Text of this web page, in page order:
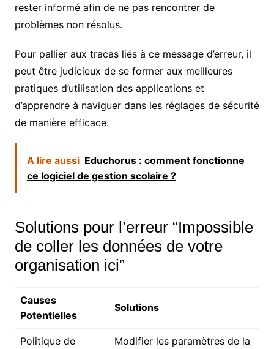
rester informé afin de ne pas rencontrer de
problèmes non résolus.
Pour pallier aux tracas liés à ce message d’erreur, il
peut être judicieux de se former aux meilleures
pratiques d’utilisation des applications et
d’apprendre à naviguer dans les réglages de sécurité
de manière efficace.
A lire aussi Educhorus : comment fonctionne
ce logiciel de gestion scolaire ?
Solutions pour l’erreur “Impossible
de coller les données de votre
organisation ici”
Causes
Potentielles
Solutions
Politique de
Modifier les paramètres de la